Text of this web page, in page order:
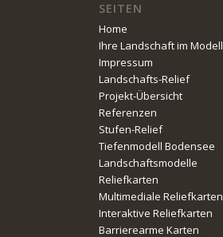
SEITEN
Home
Ihre Landschaft im Modell
Impressum
Landschafts-Relief
Projekt-Übersicht
Referenzen
Stufen-Relief
Tiefenmodell Bodensee
Landschaftsmodelle
Reliefkarten
Multimediale Reliefkarten
Interaktive Reliefkarten
Barrierearme Karten